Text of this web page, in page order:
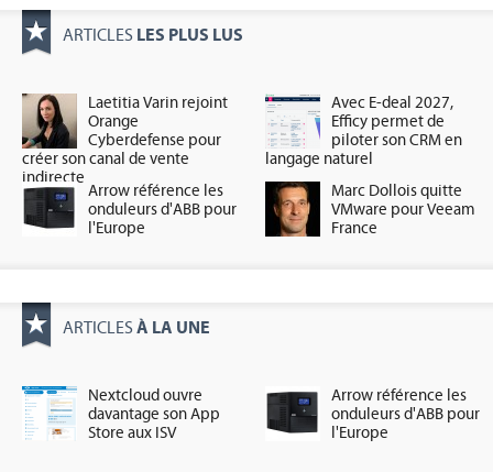
ARTICLES LES PLUS LUS
Laetitia Varin rejoint
Orange
Cyberdefense pour
créer son canal de vente
indirecte
Avec E-deal 2027,
Efficy permet de
piloter son CRM en
langage naturel
Arrow référence les
onduleurs d'ABB pour
l'Europe
Marc Dollois quitte
VMware pour Veeam
France
ARTICLES À LA UNE
Nextcloud ouvre
davantage son App
Store aux ISV
Arrow référence les
onduleurs d'ABB pour
l'Europe